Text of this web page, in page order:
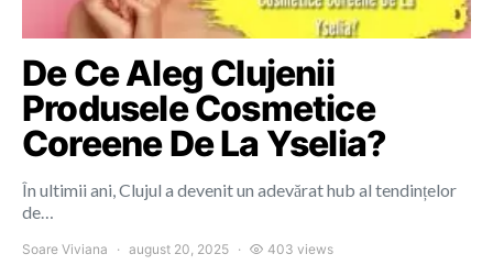
De Ce Aleg Clujenii
Produsele Cosmetice
Coreene De La Yselia?
În ultimii ani, Clujul a devenit un adevărat hub al tendințelor
de…
Soare Viviana august 20, 2025 403 views